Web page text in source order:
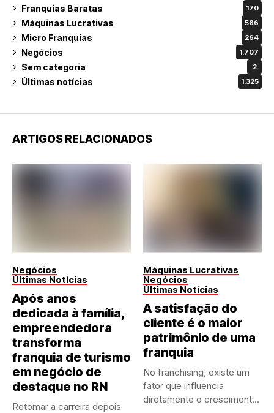
Franquias Baratas 170
Máquinas Lucrativas 586
Micro Franquias 264
Negócios 1.707
Sem categoria 2
Últimas notícias 1.325
ARTIGOS RELACIONADOS
Negócios
Últimas Notícias
Após anos
dedicada à família,
empreendedora
transforma
franquia de turismo
em negócio de
destaque no RN
Retomar a carreira depois
Máquinas Lucrativas
Negócios
Últimas Notícias
A satisfação do
cliente é o maior
patrimônio de uma
franquia
No franchising, existe um
fator que influencia
diretamente o crescimento